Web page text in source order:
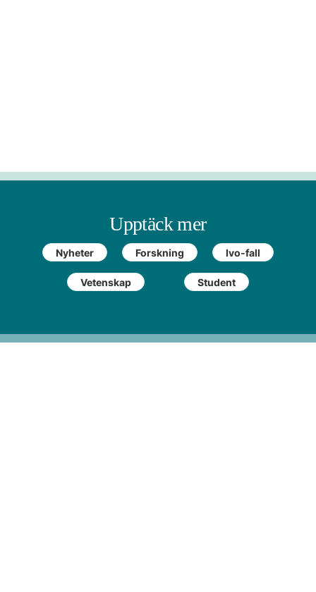
Upptäck mer
Nyheter Forskning Ivo-fall
Vetenskap Student